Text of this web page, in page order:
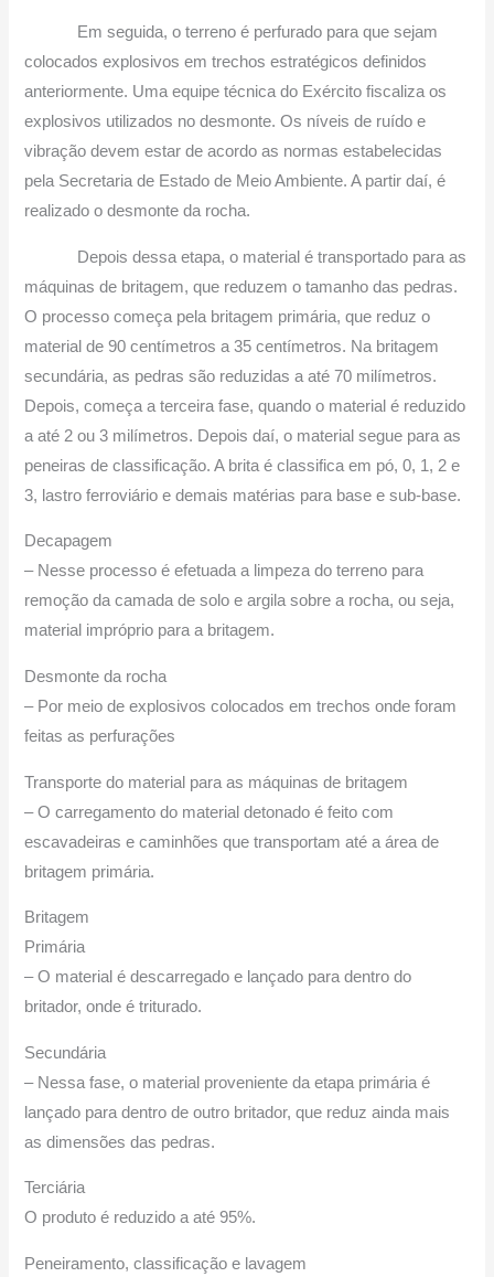
Em seguida, o terreno é perfurado para que sejam
colocados explosivos em trechos estratégicos definidos
anteriormente. Uma equipe técnica do Exército fiscaliza os
explosivos utilizados no desmonte. Os níveis de ruído e
vibração devem estar de acordo as normas estabelecidas
pela Secretaria de Estado de Meio Ambiente. A partir daí, é
realizado o desmonte da rocha.
Depois dessa etapa, o material é transportado para as
máquinas de britagem, que reduzem o tamanho das pedras.
O processo começa pela britagem primária, que reduz o
material de 90 centímetros a 35 centímetros. Na britagem
secundária, as pedras são reduzidas a até 70 milímetros.
Depois, começa a terceira fase, quando o material é reduzido
a até 2 ou 3 milímetros. Depois daí, o material segue para as
peneiras de classificação. A brita é classifica em pó, 0, 1, 2 e
3, lastro ferroviário e demais matérias para base e sub-base.
Decapagem
– Nesse processo é efetuada a limpeza do terreno para
remoção da camada de solo e argila sobre a rocha, ou seja,
material impróprio para a britagem.
Desmonte da rocha
– Por meio de explosivos colocados em trechos onde foram
feitas as perfurações
Transporte do material para as máquinas de britagem
– O carregamento do material detonado é feito com
escavadeiras e caminhões que transportam até a área de
britagem primária.
Britagem
Primária
– O material é descarregado e lançado para dentro do
britador, onde é triturado.
Secundária
– Nessa fase, o material proveniente da etapa primária é
lançado para dentro de outro britador, que reduz ainda mais
as dimensões das pedras.
Terciária
O produto é reduzido a até 95%.
Peneiramento, classificação e lavagem